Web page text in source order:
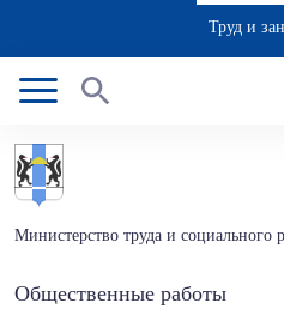
Труд и
Министерство труда и социального
Общественные работы